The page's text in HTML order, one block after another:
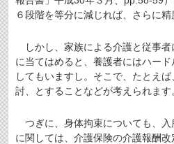
６段階を等分に減じれば、さらに精
しかし、家族による介護と従事者
に当てはめると、養護者にはハー
してもいますし。そこで、たとえ
討、とすることなどが考えられます
つぎに、身体拘束についても、入
に関しては、介護保険の介護報酬